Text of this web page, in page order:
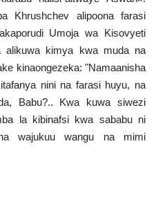
Khrushchev alipoona farasi
Umoja wa Kisovyeti
alikuwa kimya kwa muda na
kinaongezeka: "Namaanisha
nini na farasi huyu, na
Babu?.. Kwa kuwa siwezi
la kibinafsi kwa sababu ni
wajukuu wangu na mimi